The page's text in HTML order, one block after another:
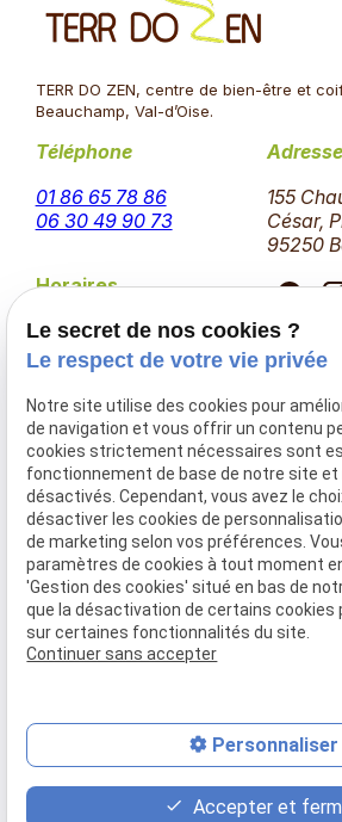
TERR DO ZEN, centre de bien-être et
Beauchamp, Val-d’Oise.
Téléphone
01 86 65 78 86
06 30 49 90 73
Adresse
155
César,
95250
Horaires
Lundi - Jeudi
09:30 - 18:30
Vendredi
09:00 - 19:00
Samedi
09:00 - 17:00
Espace Coiffure
Espace Beauté
Espace Bien-être
Espace échange
Soin spirituel
place contact_page
Le secret de nos cookies ?
Le respect de votre vie privée
Notre site utilise des cookies pour
de navigation et vous offrir un contenu
cookies strictement nécessaires sont
fonctionnement de base de notre site et
désactivés. Cependant, vous avez le
désactiver les cookies de
de marketing selon vos préférences.
paramètres de cookies à tout moment
'Gestion des cookies' situé en bas de
que la désactivation de certains cookies
sur certaines fonctionnalités du site.
Continuer sans accepter
Personnaliser
Accepter et